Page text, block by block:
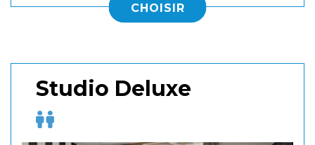
CHOISIR
Studio Deluxe